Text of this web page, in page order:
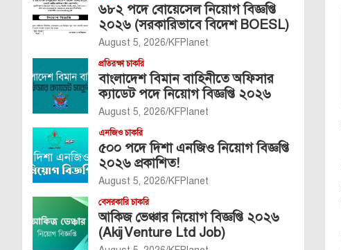
৬৮২ পদে বোয়েসেল নিয়োগ বিজ্ঞপ্তি
২০২৬ (সরকারিভাবে বিদেশ BOESL)
August 5, 2026 KFPlanet
প্রতিরক্ষা চাকরি
বাংলাদেশ বিমান বাহিনীতে অফিসার
ক্যাডেট পদে নিয়োগ বিজ্ঞপ্তি ২০২৬
August 5, 2026 KFPlanet
এনজিও চাকরি
৫০০ পদে দিশা এনজিও নিয়োগ বিজ্ঞপ্তি
২০২৬ প্রকাশিত!
August 5, 2026 KFPlanet
বেসরকারি চাকরি
আকিজ ভেঞ্চার নিয়োগ বিজ্ঞপ্তি ২০২৬
(Akij Venture Ltd Job)